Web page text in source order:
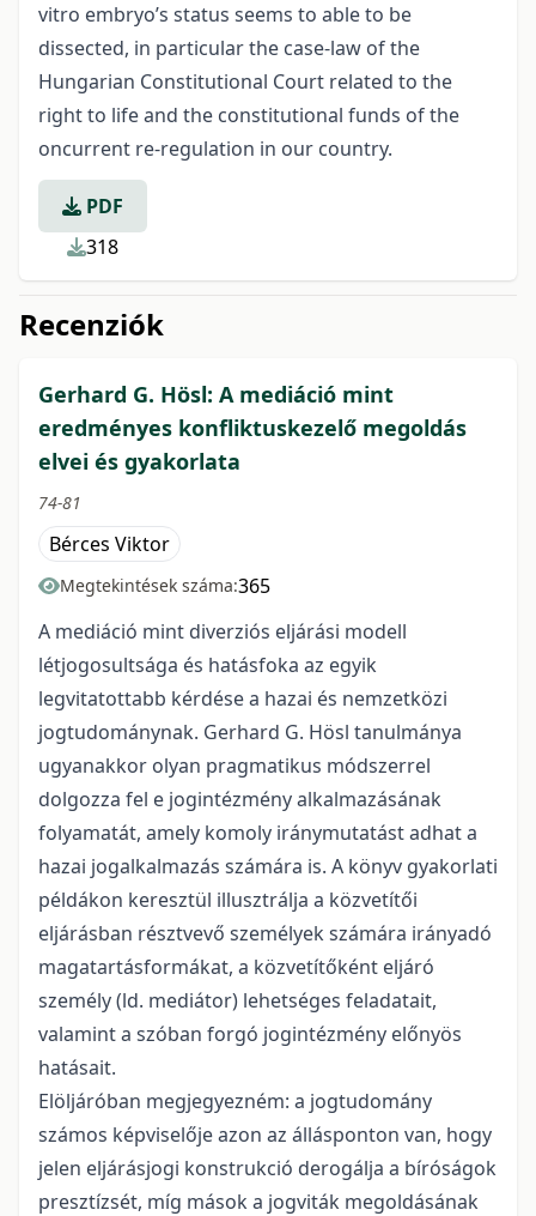
vitro embryo’s status seems to able to be
dissected, in particular the case-law of the
Hungarian Constitutional Court related to the
right to life and the constitutional funds of the
oncurrent re-regulation in our country.
PDF
318
Recenziók
Gerhard G. Hösl: A mediáció mint
eredményes konfliktuskezelő megoldás
elvei és gyakorlata
74-81
Bérces Viktor
Megtekintések száma:365
A mediáció mint diverziós eljárási modell
létjogosultsága és hatásfoka az egyik
legvitatottabb kérdése a hazai és nemzetközi
jogtudománynak. Gerhard G. Hösl tanulmánya
ugyanakkor olyan pragmatikus módszerrel
dolgozza fel e jogintézmény alkalmazásának
folyamatát, amely komoly iránymutatást adhat a
hazai jogalkalmazás számára is. A könyv gyakorlati
példákon keresztül illusztrálja a közvetítői
eljárásban résztvevő személyek számára irányadó
magatartásformákat, a közvetítőként eljáró
személy (ld. mediátor) lehetséges feladatait,
valamint a szóban forgó jogintézmény előnyös
hatásait.
Elöljáróban megjegyezném: a jogtudomány
számos képviselője azon az állásponton van, hogy
jelen eljárásjogi konstrukció derogálja a bíróságok
presztízsét, míg mások a jogviták megoldásának